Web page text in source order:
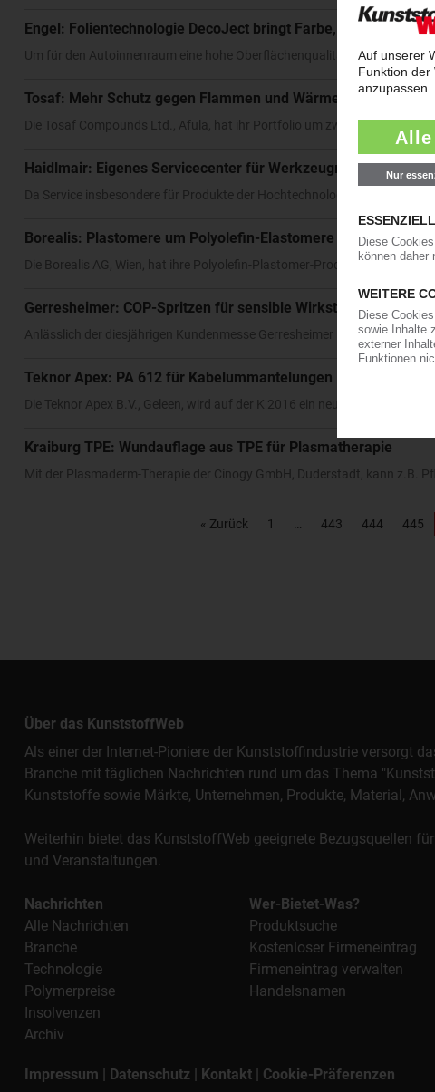
Engel: Folientechnologie DecoJect bringt Farbe, Struktur und
Um für den Autoinnenraum eine hohe Oberflächenqualität mit viel
Tosaf: Mehr Schutz gegen Flammen und Wärme
Die Tosaf Compounds Ltd., Afula, hat ihr Portfolio um zwei neue
Haidlmair: Eigenes Servicecenter für Werkzeugreparaturen
Da Service insbesondere für Produkte der Hochtechnologie immer
Borealis: Plastomere um Polyolefin-Elastomere erweitert
Die Borealis AG, Wien, hat ihre Polyolefin-Plastomer-Produktpalette
Gerresheimer: COP-Spritzen für sensible Wirkstoffe
Anlässlich der diesjährigen Kundenmesse Gerresheimer Pharma Days in
Teknor Apex: PA 612 für Kabelummantelungen
Die Teknor Apex B.V., Geleen, wird auf der K 2016 ein neues Extrusions-
Kraiburg TPE: Wundauflage aus TPE für Plasmatherapie
Mit der Plasmaderm-Therapie der Cinogy GmbH, Duderstadt, kann z.B.
« Zurück 1 443 444 445
Über das KunststoffWeb
Als einer der Internet-Pioniere der Kunststoffindustrie versorgt
Branche mit täglichen Nachrichten rund um das Thema
Kunststoffe sowie Märkte, Unternehmen, Produkte, Material,
Weiterhin bietet das KunststoffWeb geeignete Bezugsquellen
und Veranstaltungen.
Nachrichten
Alle Nachrichten
Branche
Technologie
Polymerpreise
Insolvenzen
Archiv
Wer-Bietet-Was?
Produktsuche
Kostenloser Firmeneintrag
Firmeneintrag verwalten
Handelsnamen
Impressum | Datenschutz | Kontakt | Cookie-Präferenzen